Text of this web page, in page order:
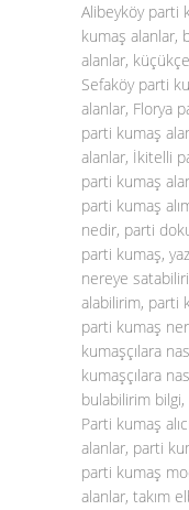
Alibeyköy parti
kumaş alanlar,
alanlar,
Sefaköy parti
alanlar, Florya
parti kumaş
alanlar, İkitelli
parti kumaş
parti kumaş
nedir, parti
parti kumaş,
nereye
alabilirim, parti
parti kumaş
kumaşçılara
kumaşçılara
bulabilirim bilgi,
Parti kumaş
alanlar, parti
parti kumaş
alanlar, takım